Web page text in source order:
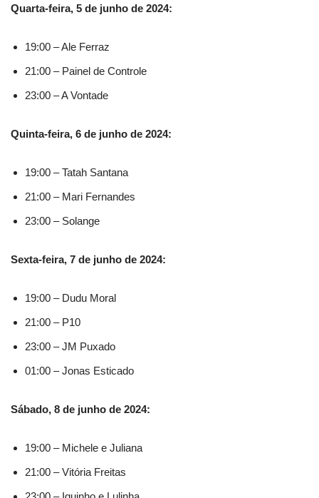
Quarta-feira, 5 de junho de 2024:
19:00 – Ale Ferraz
21:00 – Painel de Controle
23:00 – A Vontade
Quinta-feira, 6 de junho de 2024:
19:00 – Tatah Santana
21:00 – Mari Fernandes
23:00 – Solange
Sexta-feira, 7 de junho de 2024:
19:00 – Dudu Moral
21:00 – P10
23:00 – JM Puxado
01:00 – Jonas Esticado
Sábado, 8 de junho de 2024:
19:00 – Michele e Juliana
21:00 – Vitória Freitas